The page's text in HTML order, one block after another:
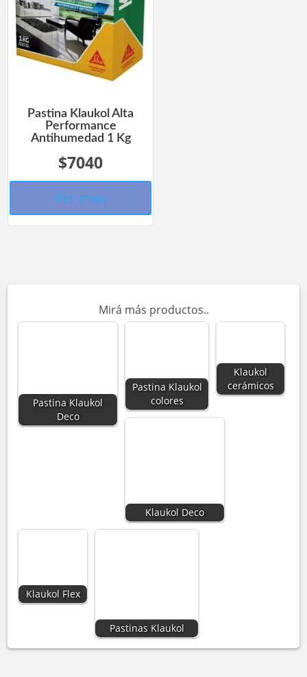
Pastina Klaukol Alta
Performance
Antihumedad 1 Kg
$7040
Ver más
Mirá más productos..
Pastina Klaukol
Deco
Pastina Klaukol
colores
Klaukol
cerámicos
Klaukol Deco
Klaukol Flex
Pastinas Klaukol